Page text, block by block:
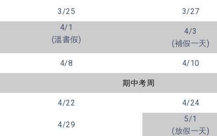
3/25 3/27
4/1
(溫書假)
4/3
(補假一天)
4/8
4/10
期中考周
4/22
4/24
4/29
5/1
(放假一天)